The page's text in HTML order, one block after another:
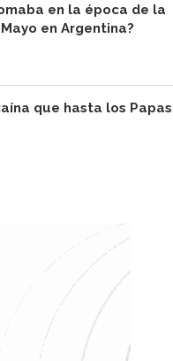
en la época de la
en Argentina?
que hasta los Papas